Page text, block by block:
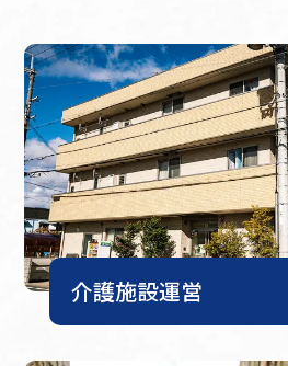
介護施設運営